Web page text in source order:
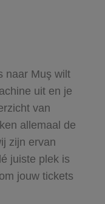
naar Muş wilt
uit en je
van
allemaal de
zijn ervan
juiste plek is
jouw tickets